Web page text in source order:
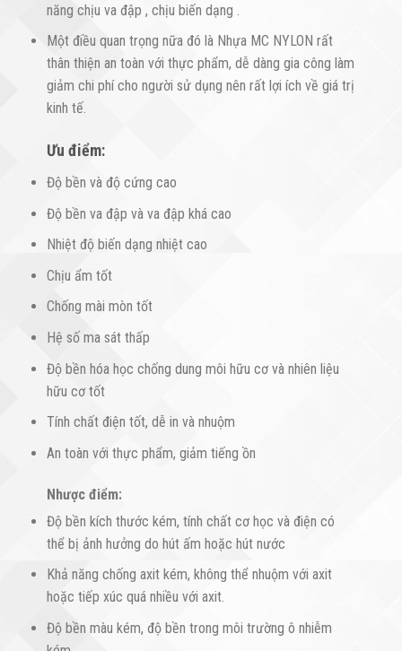
năng chịu va đập , chịu biến dạng .
Một điều quan trọng nữa đó là Nhựa MC NYLON rất
thân thiện an toàn với thực phẩm, dễ dàng gia công làm
giảm chi phí cho người sử dụng nên rất lợi ích về giá trị
kinh tế.
Ưu điểm:
Độ bền và độ cứng cao
Độ bền va đập và va đập khá cao
Nhiệt độ biến dạng nhiệt cao
Chịu ẩm tốt
Chống mài mòn tốt
Hệ số ma sát thấp
Độ bền hóa học chống dung môi hữu cơ và nhiên liệu
hữu cơ tốt
Tính chất điện tốt, dễ in và nhuộm
An toàn với thực phẩm, giảm tiếng ồn
Nhược điểm:
Độ bền kích thước kém, tính chất cơ học và điện có
thể bị ảnh hưởng do hút ấm hoặc hút nước
Khả năng chống axit kém, không thể nhuộm với axit
hoặc tiếp xúc quá nhiều với axit.
Độ bền màu kém, độ bền trong môi trường ô nhiễm